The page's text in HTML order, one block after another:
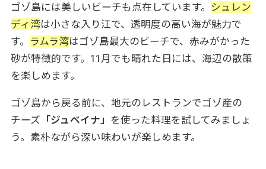
ゴゾ島には美しいビーチも点在しています。
シュレン
ディ湾は小さな入り江で、透明度の高い海が魅力で
す。
ラムラ湾はゴゾ島最大のビーチで、赤みがかった
砂が特徴的です。11月でも晴れた日には、海辺の散策
を楽しめます。
ゴゾ島から戻る前に、地元のレストランでゴゾ産の
チーズ 「ジュベイナ」 を使った料理を試してみましょ
う。素朴ながら深い味わいが楽しめます。